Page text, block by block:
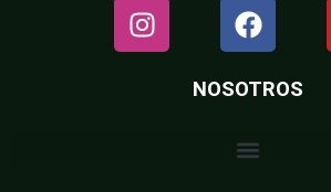
NOSOTROS